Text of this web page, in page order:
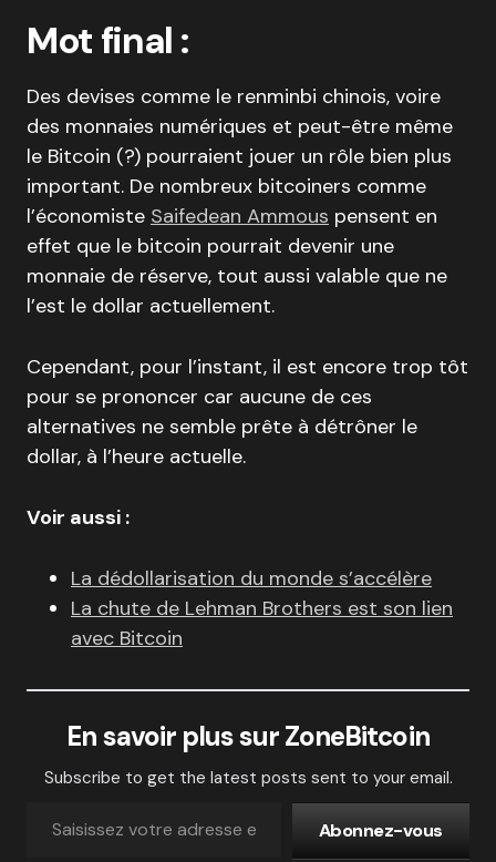
Mot final :
Des devises comme le renminbi chinois, voire
des monnaies numériques et peut-être même
le Bitcoin (?) pourraient jouer un rôle bien plus
important. De nombreux bitcoiners comme
l’économiste Saifedean Ammous pensent en
effet que le bitcoin pourrait devenir une
monnaie de réserve, tout aussi valable que ne
l’est le dollar actuellement.
Cependant, pour l’instant, il est encore trop tôt
pour se prononcer car aucune de ces
alternatives ne semble prête à détrôner le
dollar, à l’heure actuelle.
Voir aussi :
La dédollarisation du monde s’accélère
La chute de Lehman Brothers est son lien
avec Bitcoin
En savoir plus sur ZoneBitcoin
Subscribe to get the latest posts sent to your email.
Abonnez-vous